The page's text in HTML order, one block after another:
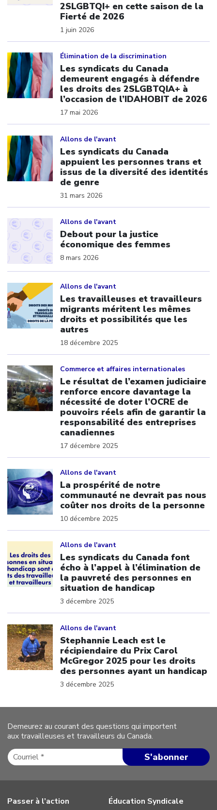
2SLGBTQI+ en cette saison de la
Fierté de 2026
1 juin 2026
Élimination de la discrimination
Les syndicats du Canada
demeurent engagés à défendre
les droits des 2SLGBTQIA+ à
l’occasion de l’IDAHOBIT de 2026
17 mai 2026
Allons de l'avant
Les syndicats du Canada
appuient les personnes trans et
issus de la diversité des identités
de genre
31 mars 2026
Allons de l'avant
Debout pour la justice
économique des femmes
8 mars 2026
Allons de l'avant
Les travailleuses et travailleurs
migrants méritent les mêmes
droits et possibilités que les
autres
18 décembre 2025
Commerce et affaires internationales
Le résultat de l’examen judiciaire
renforce encore davantage la
nécessité de doter l’OCRE de
pouvoirs réels afin de garantir la
responsabilité des entreprises
canadiennes
17 décembre 2025
Allons de l'avant
La prospérité de notre
communauté ne devrait pas nous
coûter nos droits de la personne
10 décembre 2025
Allons de l'avant
Les syndicats du Canada font
écho à l’appel à l’élimination de
la pauvreté des personnes en
situation de handicap
3 décembre 2025
Allons de l'avant
Stephannie Leach est le
récipiendaire du Prix Carol
McGregor 2025 pour les droits
des personnes ayant un handicap
3 décembre 2025
Demeurez au courant des questions qui importent
aux travailleuses et travailleurs du Canada.
Passer à l’action
Éducation Syndicale